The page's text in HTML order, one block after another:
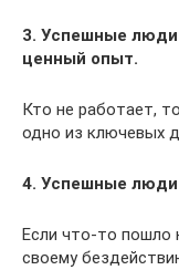
3. Успешные
ценный опыт.
Кто не работает,
одно из ключевых
4. Успешные люди
Если что-то пошло
своему